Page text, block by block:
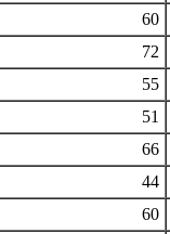
60
72
55
51
66
44
60